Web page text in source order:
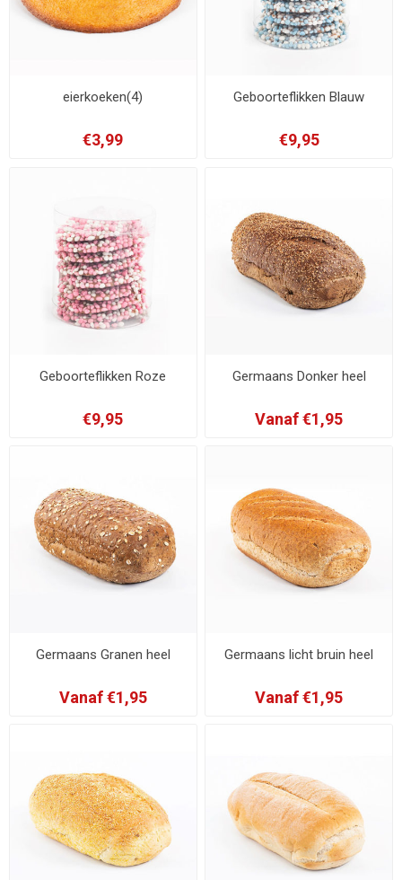
eierkoeken(4)
€3,99
Geboorteflikken Blauw
€9,95
Geboorteflikken Roze
€9,95
Germaans Donker heel
Vanaf €1,95
Germaans Granen heel
Vanaf €1,95
Germaans licht bruin heel
Vanaf €1,95